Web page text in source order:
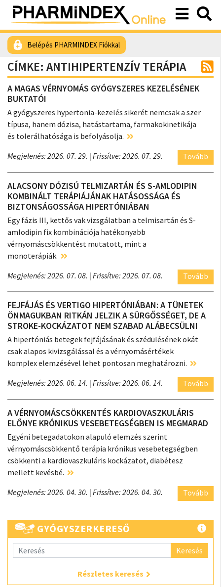
Belépés PHARMINDEX Fiókkal
CÍMKE: ANTIHIPERTENZÍV TERÁPIA
A MAGAS VÉRNYOMÁS GYÓGYSZERES KEZELÉSÉNEK
BUKTATÓI
A gyógyszeres hypertonia-kezelés sikerét nemcsak a szer
típusa, hanem dózisa, hatástartama, farmakokinetikája
és tolerálhatósága is befolyásolja.
Megjelenés: 2026. 07. 29. | Frissítve: 2026. 07. 29. Tovább
ALACSONY DÓZISÚ TELMIZARTÁN ÉS S-AMLODIPIN
KOMBINÁLT TERÁPIÁJÁNAK HATÁSOSSÁGA ÉS
BIZTONSÁGOSSÁGA HIPERTÓNIÁBAN
Egy fázis III, kettős vak vizsgálatban a telmisartán és S-
amlodipin fix kombinációja hatékonyabb
vérnyomáscsökkentést mutatott, mint a
monoterápiák.
Megjelenés: 2026. 07. 08. | Frissítve: 2026. 07. 08. Tovább
FEJFÁJÁS ÉS VERTIGO HIPERTÓNIÁBAN: A TÜNETEK
ÖNMAGUKBAN RITKÁN JELZIK A SÜRGŐSSÉGET, DE A
STROKE-KOCKÁZATOT NEM SZABAD ALÁBECSÜLNI
A hipertóniás betegek fejfájásának és szédülésének okát
csak alapos kivizsgálással és a vérnyomásértékek
komplex elemzésével lehet pontosan meghatározni.
Megjelenés: 2026. 06. 14. | Frissítve: 2026. 06. 14. Tovább
A VÉRNYOMÁSCSÖKKENTÉS KARDIOVASZKULÁRIS
ELŐNYE KRÓNIKUS VESEBETEGSÉGBEN IS MEGMARAD
Egyéni betegadatokon alapuló elemzés szerint
vérnyomáscsökkentő terápia krónikus vesebetegségben
csökkenti a kardiovaszkuláris kockázatot, diabétesz
mellett kevésbé.
Megjelenés: 2026. 04. 30. | Frissítve: 2026. 04. 30. Tovább
GYÓGYSZERKERESŐ
Keresés
Részletes keresés